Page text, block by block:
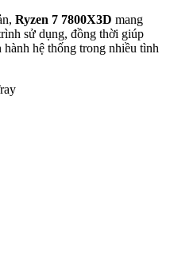
Ryzen 7 7800X3D mang
sử dụng, đồng thời giúp
hệ thống trong nhiều tình